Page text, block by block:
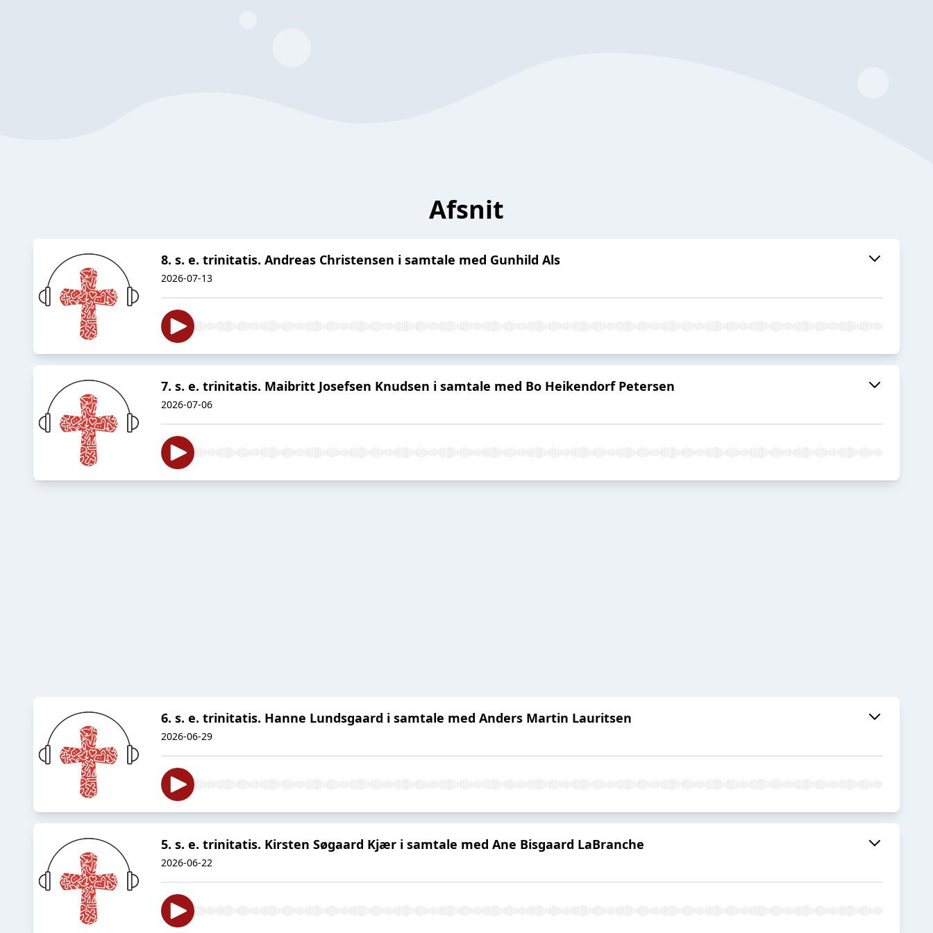
Afsnit
8. s. e. trinitatis. Andreas Christensen i samtale med Gunhild Als
2026-07-13
7. s. e. trinitatis. Maibritt Josefsen Knudsen i samtale med Bo Heikendorf Petersen
2026-07-06
6. s. e. trinitatis. Hanne Lundsgaard i samtale med Anders Martin Lauritsen
2026-06-29
5. s. e. trinitatis. Kirsten Søgaard Kjær i samtale med Ane Bisgaard LaBranche
2026-06-22